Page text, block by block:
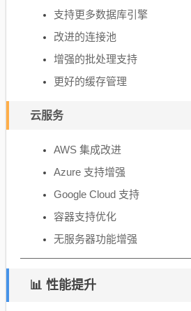
支持更多数据库引擎
改进的连接池
增强的批处理支持
更好的缓存管理
云服务
AWS 集成改进
Azure 支持增强
Google Cloud 支持
容器支持优化
无服务器功能增强
📊 性能提升